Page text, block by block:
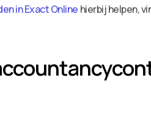
in Exact Online hierbij helpen,